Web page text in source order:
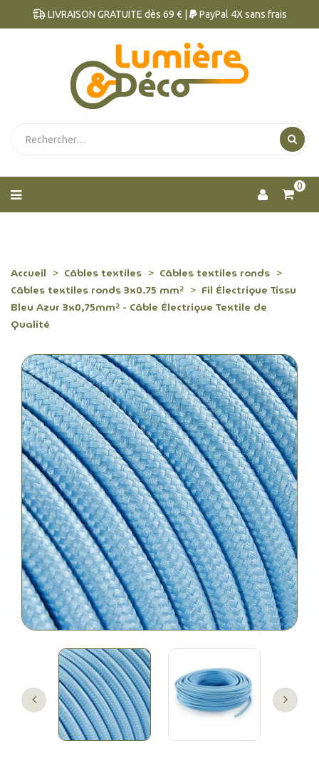
LIVRAISON GRATUITE dès 69 € | PayPal 4X sans frais
0
Accueil Câbles textiles
Câbles textiles ronds
Câbles textiles ronds 3x0.75 mm²
Fil Électrique Tissu
Bleu Azur 3x0,75mm² - Câble Électrique Textile de
Qualité